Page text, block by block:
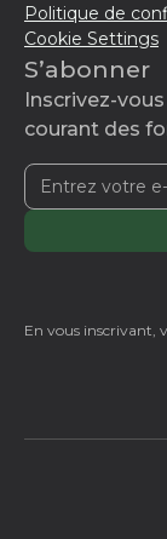
Politique de
Cookie Settings
S’abonner
Inscrivez-
courant des
En vous inscrivant,